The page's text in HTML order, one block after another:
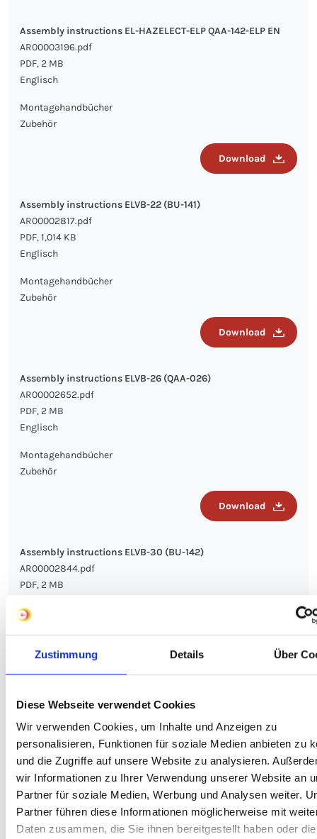
Zustimmung Details Über
Diese Webseite verwendet Cookies
Wir verwenden Cookies, um Inhalte und Anzeigen zu
personalisieren, Funktionen für soziale Medien anbieten zu
und die Zugriffe auf unsere Website zu analysieren.
wir Informationen zu Ihrer Verwendung unserer Website an
Partner für soziale Medien, Werbung und Analysen weiter.
Partner führen diese Informationen möglicherweise mit
Daten zusammen, die Sie ihnen bereitgestellt haben oder
Assembly instructions EL-HAZELECT-ELP QAA-142-ELP EN
AR00003196.pdf
PDF, 2 MB
Englisch
Montagehandbücher
Zubehör
Download
Assembly instructions ELVB-22 (BU-141)
AR00002817.pdf
PDF, 1,014 KB
Englisch
Montagehandbücher
Zubehör
Download
Assembly instructions ELVB-26 (QAA-026)
AR00002652.pdf
PDF, 2 MB
Englisch
Montagehandbücher
Zubehör
Download
Assembly instructions ELVB-30 (BU-142)
AR00002844.pdf
PDF, 2 MB
Assembly instructions ELVB-30-1A (QAA-099)
AR00002782.pdf
PDF, 2 MB
Englisch
Montagehandbücher
Zubehör